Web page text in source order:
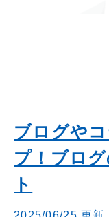
ブログや
プ！ブロ
ト